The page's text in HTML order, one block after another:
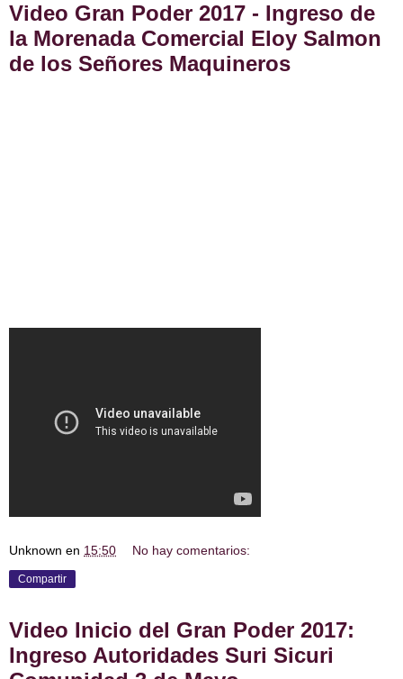
Video Gran Poder 2017 - Ingreso de
la Morenada Comercial Eloy Salmon
de los Señores Maquineros
Unknown en 15:50 No hay comentarios:
Compartir
Video Inicio del Gran Poder 2017:
Ingreso Autoridades Suri Sicuri